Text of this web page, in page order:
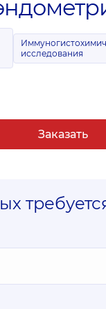
исследования
Заказать